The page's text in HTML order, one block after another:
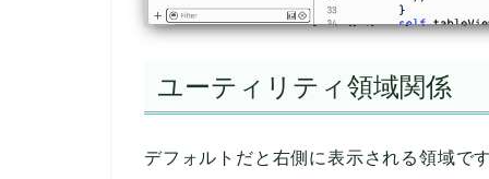
ユーティリティ領域関係
デフォルトだと右側に表示される領域で